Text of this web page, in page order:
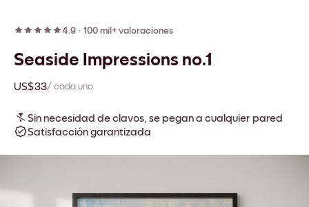
4.9 · 100 mil+ valoraciones
Seaside Impressions no.1
US$33/ cada uno
Sin necesidad de clavos, se pegan a cualquier pared
Satisfacción garantizada